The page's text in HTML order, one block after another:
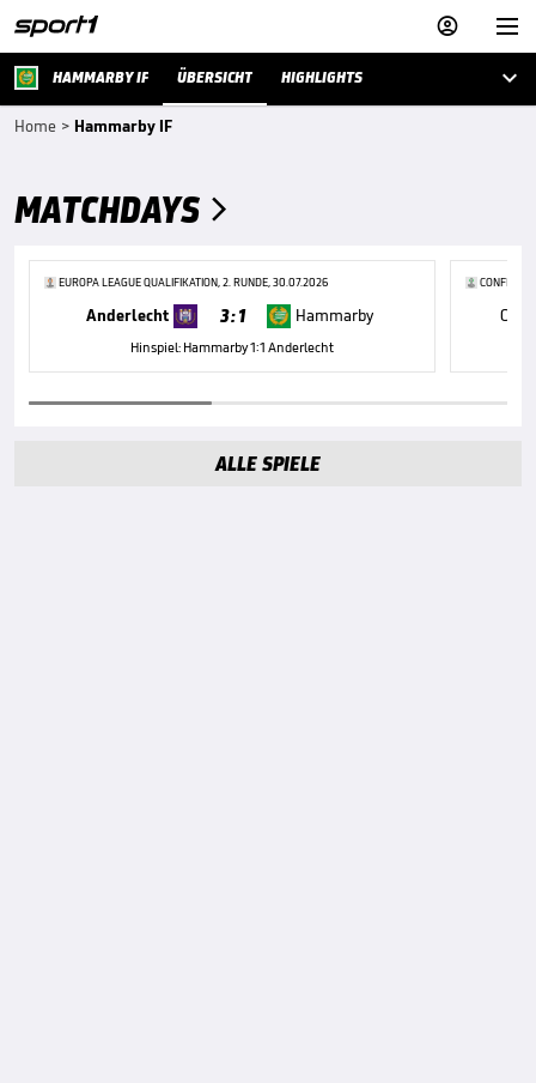


HAMMARBY IF ÜBERSICHT HIGHLIGHTS 
Home > Hammarby IF
MATCHDAYS 
EUROPA LEAGUE QUALIFIKATION, 2. RUNDE, 30.07.2026
Anderlecht 3 : 1 Hammarby
Hinspiel: Hammarby 1:1 Anderlecht
ALLE SPIELE